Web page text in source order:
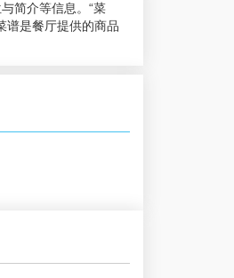
简介等信息。“菜
谱是餐厅提供的商品